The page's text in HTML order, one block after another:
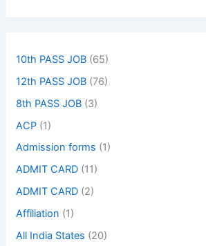
10th PASS JOB (65)
12th PASS JOB (76)
8th PASS JOB (3)
ACP (1)
Admission forms (1)
ADMIT CARD (11)
ADMIT CARD (2)
Affiliation (1)
All India States (20)